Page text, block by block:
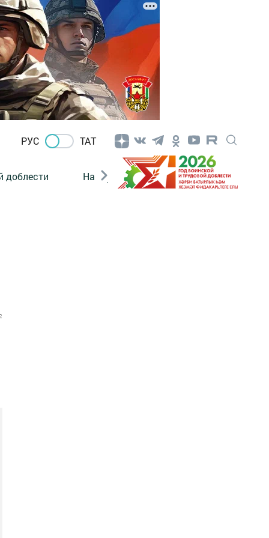
РУС ТАТ
доблести Нацпроекты Поколение будущего